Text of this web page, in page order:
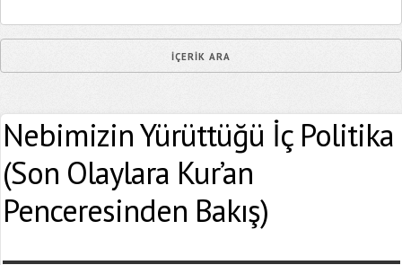
Nebimizin Yürüttüğü İç Politika
(Son Olaylara Kur’an
Penceresinden Bakış)
Epostanız (*)
Yaşadığınız Hatanın Ayrıntıları